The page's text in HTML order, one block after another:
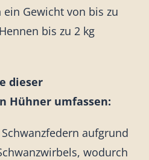
Gewicht von bis zu
bis zu 2 kg
dieser
Hühner umfassen:
aufgrund
wodurch